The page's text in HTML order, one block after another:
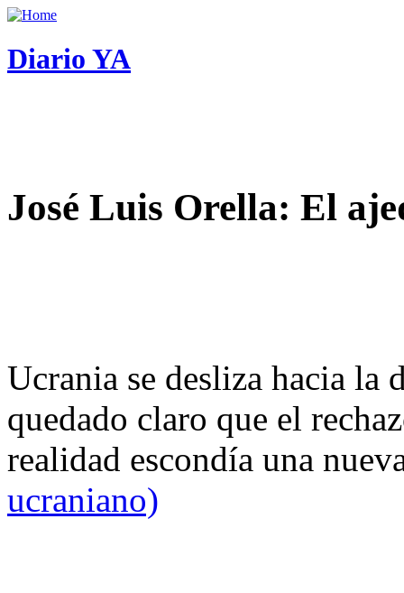
Diario YA
José Luis Orella: El
Ucrania se desliza hacia
quedado claro que el
realidad escondía una
ucraniano)